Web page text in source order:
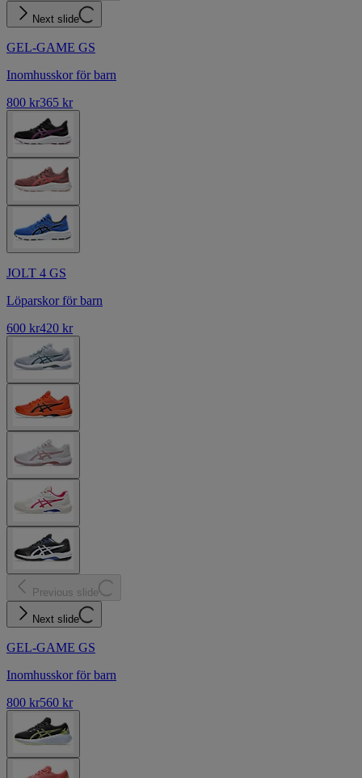
Next slide
GEL-GAME GS
Inomhusskor för barn
800 kr365 kr
JOLT 4 GS
Löparskor för barn
600 kr420 kr
Previous slide
Next slide
GEL-GAME GS
Inomhusskor för barn
800 kr560 kr